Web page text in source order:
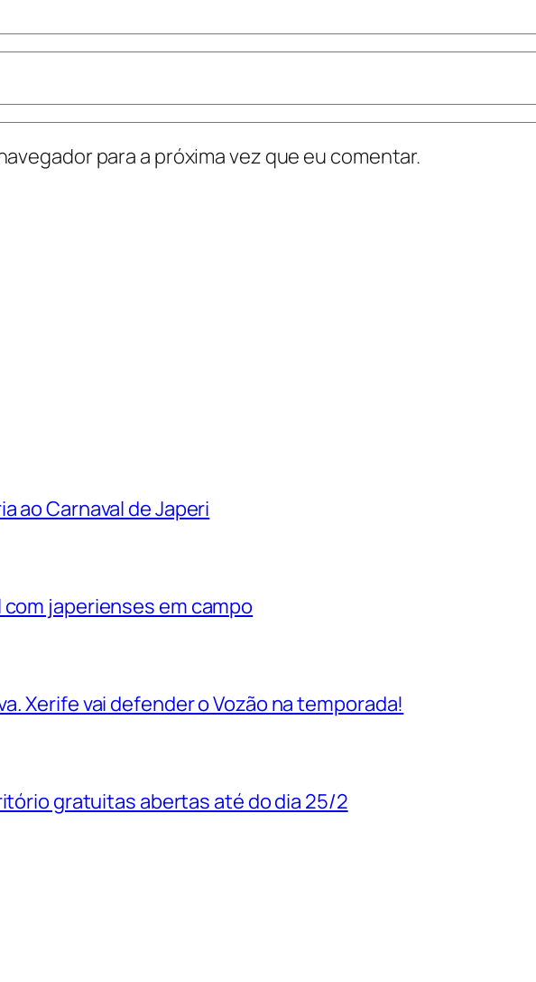
para a próxima vez que eu comentar.
ao Carnaval de Japeri
com japerienses em campo
Xerife vai defender o Vozão na temporada!
gratuitas abertas até do dia 25/2